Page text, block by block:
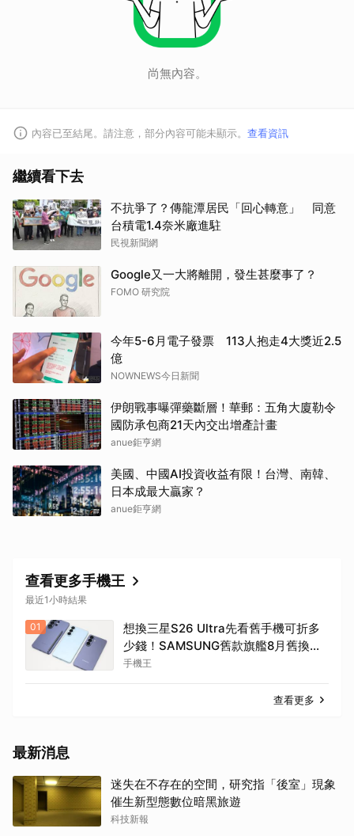
尚無內容。
內容已至結尾。請注意，部分內容可能未顯示。 查看資訊
繼續看下去
不抗爭了？傳龍潭居民「回心轉意」 同意
台積電1.4奈米廠進駐
民視新聞網
Google又一大將離開，發生甚麼事了？
FOMO 研究院
今年5-6月電子發票 113人抱走4大獎近2.5
億
NOWNEWS今日新聞
伊朗戰事曝彈藥斷層！華郵：五角大廈勒令
國防承包商21天內交出增產計畫
anue鉅亨網
美國、中國AI投資收益有限！台灣、南韓、
日本成最大贏家？
anue鉅亨網
查看更多手機王
最近1小時結果
01
想換三星S26 Ultra先看舊手機可折多
少錢！SAMSUNG舊款旗艦8月舊換新
價格參考
手機王
查看更多
最新消息
迷失在不存在的空間，研究指「後室」現象
催生新型態數位暗黑旅遊
科技新報